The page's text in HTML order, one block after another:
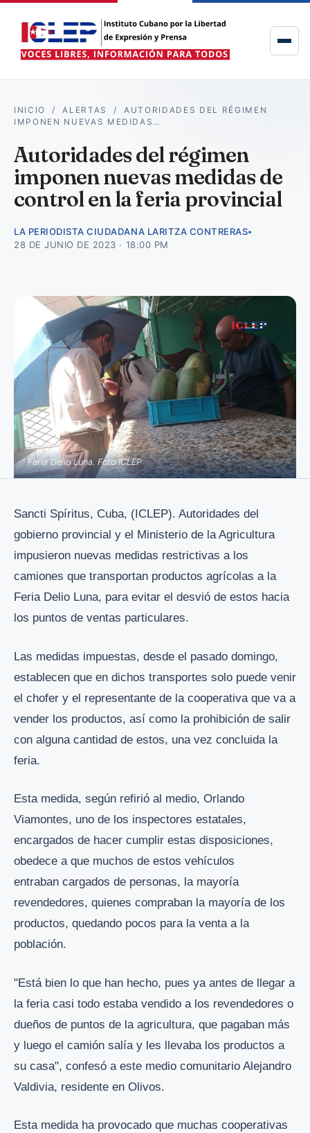
INICIO /ALERTAS /AUTORIDADES DEL RÉGIMEN
IMPONEN NUEVAS MEDIDAS…
Autoridades del régimen
imponen nuevas medidas de
control en la feria provincial
LA PERIODISTA CIUDADANA LARITZA CONTRERAS
28 DE JUNIO DE 2023 · 18:00 PM
Feria Delio Luna. Foto ICLEP
Sancti Spíritus, Cuba, (ICLEP). Autoridades del
gobierno provincial y el Ministerio de la Agricultura
impusieron nuevas medidas restrictivas a los
camiones que transportan productos agrícolas a la
Feria Delio Luna, para evitar el desvió de estos hacia
los puntos de ventas particulares.
Las medidas impuestas, desde el pasado domingo,
establecen que en dichos transportes solo puede venir
el chofer y el representante de la cooperativa que va a
vender los productos, así como la prohibición de salir
con alguna cantidad de estos, una vez concluida la
feria.
Esta medida, según refirió al medio, Orlando
Viamontes, uno de los inspectores estatales,
encargados de hacer cumplir estas disposiciones,
obedece a que muchos de estos vehículos
entraban cargados de personas, la mayoría
revendedores, quienes compraban la mayoría de los
productos, quedando pocos para la venta a la
población.
"Está bien lo que han hecho, pues ya antes de llegar a
la feria casi todo estaba vendido a los revendedores o
dueños de puntos de la agricultura, que pagaban más
y luego el camión salía y les llevaba los productos a
su casa", confesó a este medio comunitario Alejandro
Valdivia, residente en Olivos.
Esta medida ha provocado que muchas cooperativas